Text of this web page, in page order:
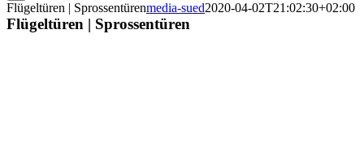
Flügeltüren | Sprossentürenmedia-sued2020-04-02T21:02:30+02:00
Flügeltüren | Sprossentüren